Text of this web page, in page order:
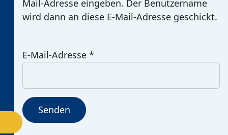
Mail-Adresse eingeben. Der Benutzername
wird dann an diese E-Mail-Adresse geschickt.
E-Mail-Adresse *
Senden